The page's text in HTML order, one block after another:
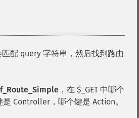
匹配 query 字符串，然后找到路由
，在 $_GET 中哪个
Controller，哪个键是 Action。